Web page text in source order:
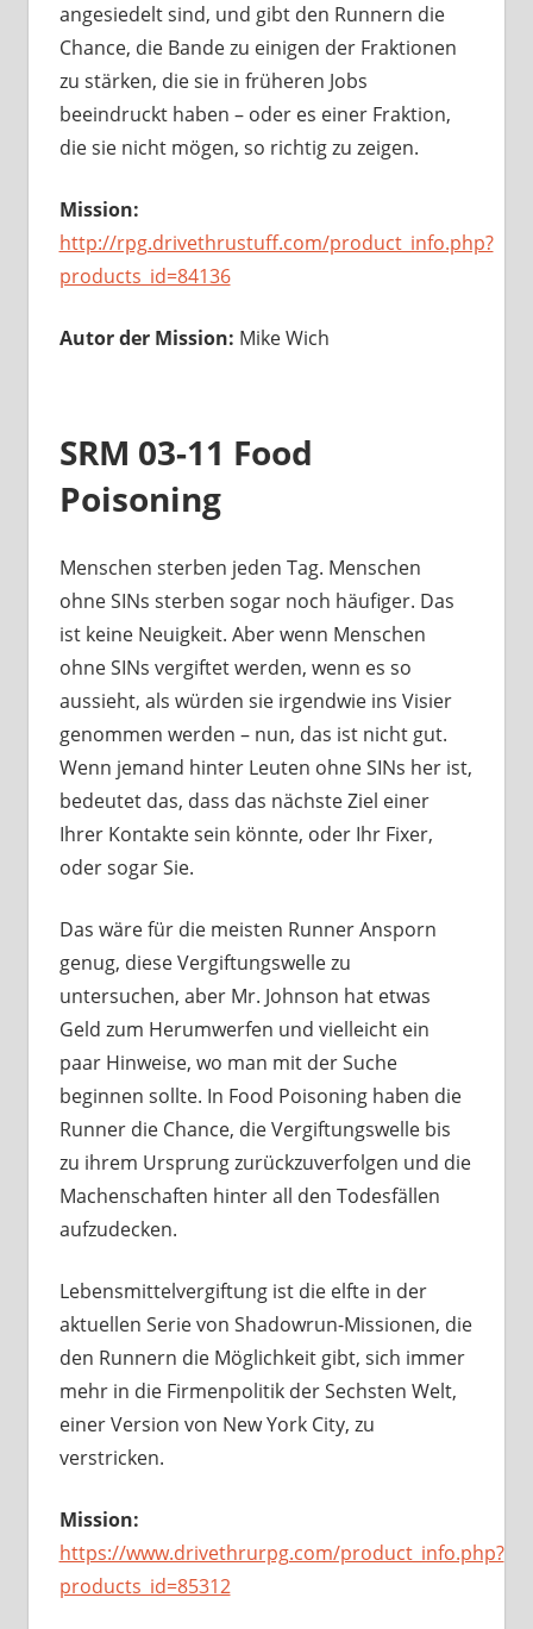
angesiedelt sind, und gibt den Runnern die
Chance, die Bande zu einigen der Fraktionen
zu stärken, die sie in früheren Jobs
beeindruckt haben – oder es einer Fraktion,
die sie nicht mögen, so richtig zu zeigen.
Mission:
http://rpg.drivethrustuff.com/product_info.php?
products_id=84136
Autor der Mission: Mike Wich
SRM 03-11 Food
Poisoning
Menschen sterben jeden Tag. Menschen
ohne SINs sterben sogar noch häufiger. Das
ist keine Neuigkeit. Aber wenn Menschen
ohne SINs vergiftet werden, wenn es so
aussieht, als würden sie irgendwie ins Visier
genommen werden – nun, das ist nicht gut.
Wenn jemand hinter Leuten ohne SINs her ist,
bedeutet das, dass das nächste Ziel einer
Ihrer Kontakte sein könnte, oder Ihr Fixer,
oder sogar Sie.
Das wäre für die meisten Runner Ansporn
genug, diese Vergiftungswelle zu
untersuchen, aber Mr. Johnson hat etwas
Geld zum Herumwerfen und vielleicht ein
paar Hinweise, wo man mit der Suche
beginnen sollte. In Food Poisoning haben die
Runner die Chance, die Vergiftungswelle bis
zu ihrem Ursprung zurückzuverfolgen und die
Machenschaften hinter all den Todesfällen
aufzudecken.
Lebensmittelvergiftung ist die elfte in der
aktuellen Serie von Shadowrun-Missionen, die
den Runnern die Möglichkeit gibt, sich immer
mehr in die Firmenpolitik der Sechsten Welt,
einer Version von New York City, zu
verstricken.
Mission:
https://www.drivethrurpg.com/product_info.php?
products_id=85312